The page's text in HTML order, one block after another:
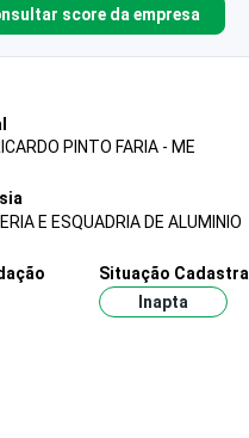
score da empresa
PINTO FARIA - ME
E ESQUADRIA DE ALUMINIO
Situação Cadastral
Inapta